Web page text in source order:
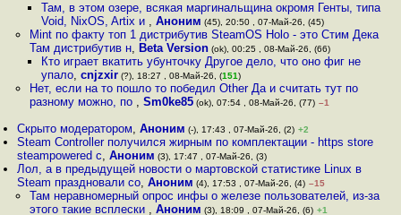
Там, в этом озере, всякая маргинальщина окромя Генты, типа
Void, NixOS, Artix и , Аноним (45), 20:50 , 07-Май-26, (45)
Mint по факту топ 1 дистрибутив SteamOS Holo - это Стим Дека
Там дистрибутив н, Beta Version(ok), 00:25 , 08-Май-26, (66)
Кто играет вкатить убунточку Другое дело, что оно фиг не
упало, cnjzxir(?), 18:27 , 08-Май-26, (151)
Нет, если на то пошло то победил Other Да и считать тут по
разному можно, по , Sm0ke85(ok), 07:54 , 08-Май-26, (77) –1
Скрыто модератором,Аноним (-), 17:43 , 07-Май-26, (2) +2
Steam Controller получился жирным по комплектации - https store
steampowered c,Аноним (3), 17:47 , 07-Май-26, (3)
Лол, а в предыдущей новости о мартовской статистике Linux в
Steam праздновали со,Аноним (4), 17:53 , 07-Май-26, (4) –15
Там неравномерный опрос инфы о железе пользователей, из-за
этого такие всплески , Аноним (3), 18:09 , 07-Май-26, (6) +1